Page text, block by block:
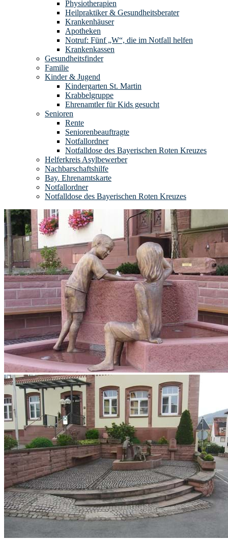
Physiotherapien
Heilpraktiker & Gesundheitsberater
Krankenhäuser
Apotheken
Notruf: Fünf „W“, die im Notfall helfen
Krankenkassen
Gesundheitsfinder
Familie
Kinder & Jugend
Kindergarten St. Martin
Krabbelgruppe
Ehrenamtler für Kids gesucht
Senioren
Rente
Seniorenbeauftragte
Notfallordner
Notfalldose des Bayerischen Roten Kreuzes
Helferkreis Asylbewerber
Nachbarschaftshilfe
Bay. Ehrenamtskarte
Notfallordner
Notfalldose des Bayerischen Roten Kreuzes